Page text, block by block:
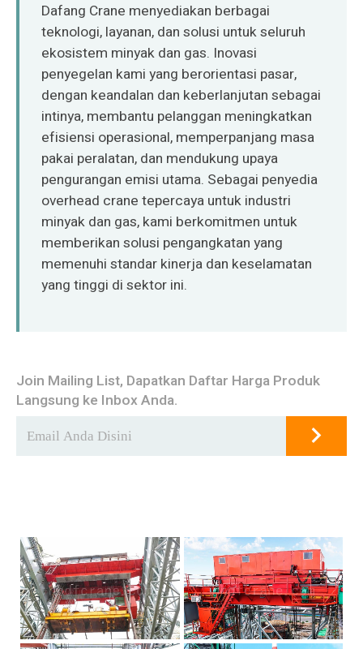
Dafang Crane menyediakan berbagai
teknologi, layanan, dan solusi untuk seluruh
ekosistem minyak dan gas. Inovasi
penyegelan kami yang berorientasi pasar,
dengan keandalan dan keberlanjutan sebagai
intinya, membantu pelanggan meningkatkan
efisiensi operasional, memperpanjang masa
pakai peralatan, dan mendukung upaya
pengurangan emisi utama. Sebagai penyedia
overhead crane tepercaya untuk industri
minyak dan gas, kami berkomitmen untuk
memberikan solusi pengangkatan yang
memenuhi standar kinerja dan keselamatan
yang tinggi di sektor ini.
Join Mailing List, Dapatkan Daftar Harga Produk
Langsung ke Inbox Anda.